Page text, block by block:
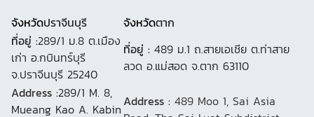
จังหวัดปราจีนบุรี จังหวัดตาก
ที่อยู่ :289/1 ม.8 ต.เมือง
เก่า อ.กบินทร์บุรี
จ.ปราจีนบุรี 25240
ที่อยู่ : 489 ม.1 ถ.สายเอเชีย ต.ท่าสาย
ลวด อ.แม่สอด จ.ตาก 63110
Address :289/1 M. 8,
Mueang Kao A. Kabin Address : 489 Moo 1, Sai Asia